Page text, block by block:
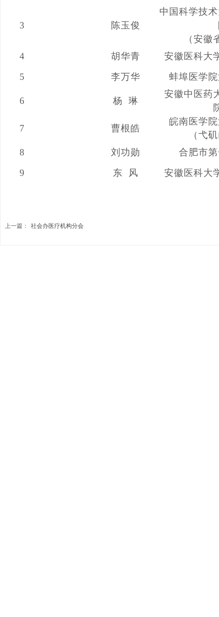
3 陈玉俊
中国科学技
（安徽
4
胡华青
安徽医科大
5
李万华 蚌埠医学
6 杨 琳
安徽中医药
7
曹根皓
皖南医学
（弋
8
刘功勋
合肥市
9
东 风 安徽医科大
上一篇： 社会办医疗机构分会